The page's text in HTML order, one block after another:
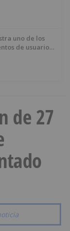
uno de los
de usuarios
de 27